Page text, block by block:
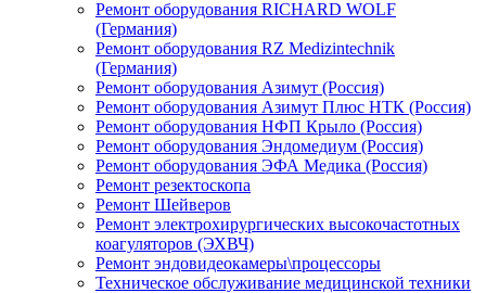
Ремонт оборудования RICHARD WOLF
(Германия)
Ремонт оборудования RZ Medizintechnik
(Германия)
Ремонт оборудования Азимут (Россия)
Ремонт оборудования Азимут Плюс НТК (Россия)
Ремонт оборудования НФП Крыло (Россия)
Ремонт оборудования Эндомедиум (Россия)
Ремонт оборудования ЭФА Медика (Россия)
Ремонт резектоскопа
Ремонт Шейверов
Ремонт электрохирургических высокочастотных
коагуляторов (ЭХВЧ)
Ремонт эндовидеокамеры\процессоры
Техническое обслуживание медицинской техники